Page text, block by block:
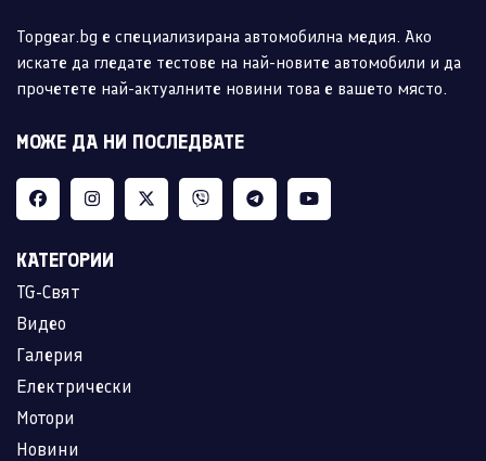
Topgear.bg е специализирана автомобилна медия. Ако
искате да гледате тестове на най-новите автомобили и да
прочетете най-актуалните новини това е вашето място.
МОЖЕ ДА НИ ПОСЛЕДВАТЕ
КАТЕГОРИИ
TG-Свят
Видео
Галерия
Електрически
Мотори
Новини